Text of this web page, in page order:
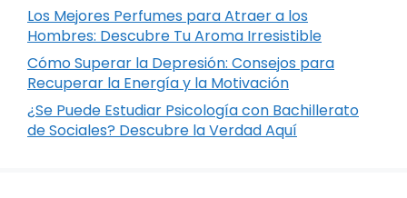
Los Mejores Perfumes para Atraer a los
Hombres: Descubre Tu Aroma Irresistible
Cómo Superar la Depresión: Consejos para
Recuperar la Energía y la Motivación
¿Se Puede Estudiar Psicología con Bachillerato
de Sociales? Descubre la Verdad Aquí